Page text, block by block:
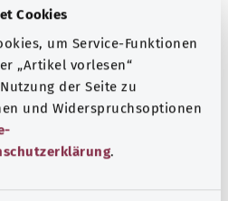
Cookies
um Service-Funktionen
„Artikel vorlesen“
der Seite zu
und Widerspruchsoptionen
.
sıkışabilir. Bu nedenle